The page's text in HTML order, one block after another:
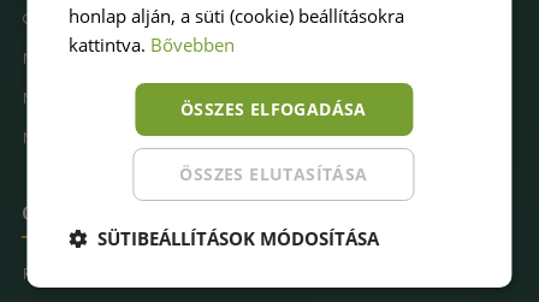
Családbarát műfű
Műfű kutyásoknak
Műfűves sportpálya
Műfű játszótérre
Oldaltérkép
Főoldal
honlap alján, a süti (cookie) beállításokra
kattintva. Bővebben
ÖSSZES ELFOGADÁSA
ÖSSZES ELUTASÍTÁSA
SÜTIBEÁLLÍTÁSOK MÓDOSÍTÁSA